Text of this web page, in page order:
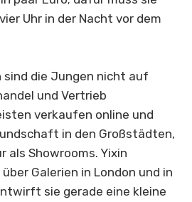
Uhr in der Nacht vor dem
sind die Jungen nicht auf
und Vertrieb
verkaufen online und
in den Großstädten,
als Showrooms. Yixin
Galerien in London und in
sie gerade eine kleine